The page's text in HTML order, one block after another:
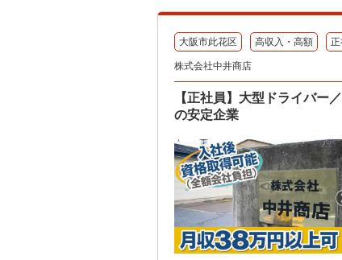
大阪市此花区 高収入・高額 正
株式会社中井商店
【正社員】大型ドライバー
の安定企業